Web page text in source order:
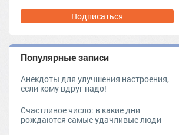
Подписаться
Популярные записи
Анекдоты для улучшения настроения,
если кому вдруг надо!
Счастливое число: в какие дни
рождаются самые удачливые люди